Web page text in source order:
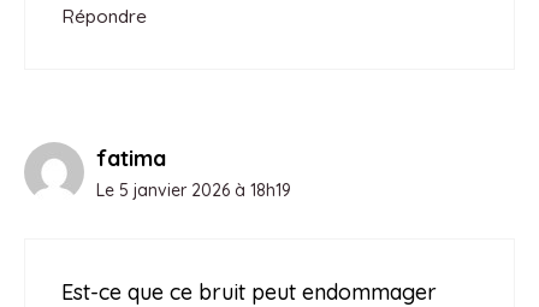
Répondre
fatima
Le 5 janvier 2026 à 18h19
Est-ce que ce bruit peut endommager